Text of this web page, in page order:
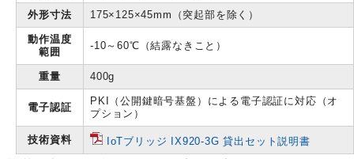
外形寸法 175×125×45mm（突起部を除く）
動作温度
範囲
-10～60℃（結露なきこと）
重量 400g
電子認証
PKI（公開鍵暗号基盤）による電子認証に対応（オ
プション）
技術資料 IoTブリッジ IX920-3G 貸出セット説明書